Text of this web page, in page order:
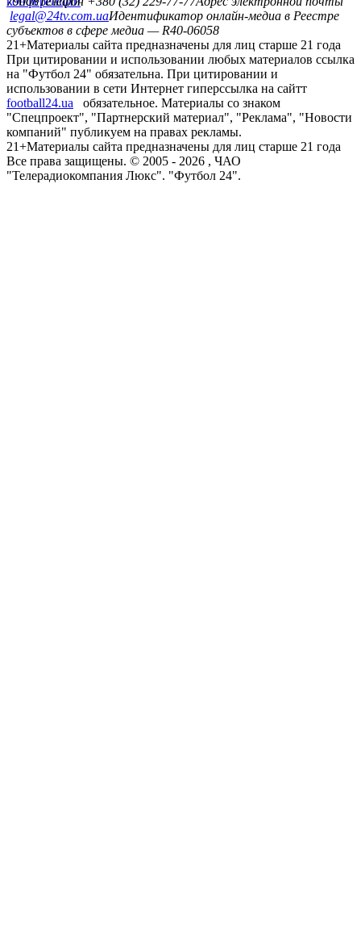
legal@24tv.com.uaИдентификатор онлайн-медиа в Реестре
субъектов в сфере медиа — R40-06058
21+Материалы сайта предназначены для лиц старше 21 года
При цитировании и использовании любых материалов ссылка
на "Футбол 24" обязательна. При цитировании и
использовании в сети Интернет гиперссылка на сайтт
football24.ua
обязательное. Материалы со знаком
"Спецпроект", "Партнерский материал", "Реклама", "Новости
компаний" публикуем на правах рекламы.
21+Материалы сайта предназначены для лиц старше 21 года
Все права защищены. © 2005 - 2026 , ЧАО
"Телерадиокомпания Люкс". "Футбол 24".